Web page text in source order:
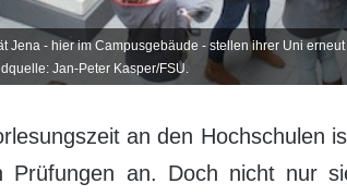
Jena - hier im Campusgebäude - stellen ihrer Uni
Jan-Peter Kasper/FSU.
an den Hochschulen
Prüfungen an. Doch nicht nur